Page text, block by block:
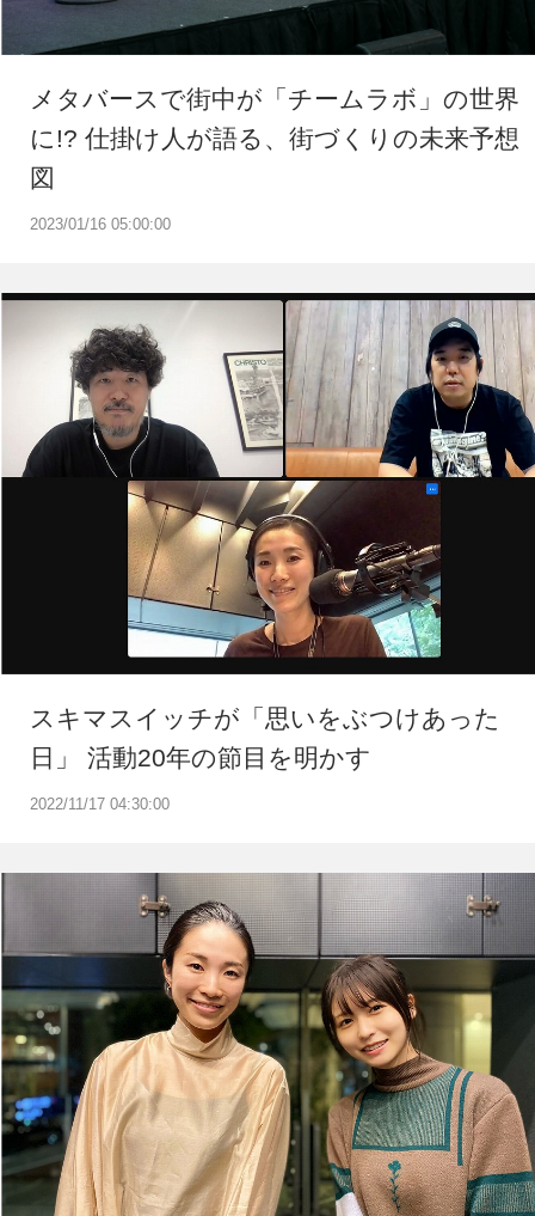
2023/01/16 05:00:00
メタバースで街中が「チームラボ」の世界
に!? 仕掛け人が語る、街づくりの未来予想
図
2022/11/17 04:30:00
スキマスイッチが「思いをぶつけあった
日」 活動20年の節目を明かす